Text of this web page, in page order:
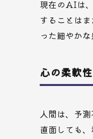
現在のAIは
することは
った細やか
心の柔軟
人間は、予
直面しても